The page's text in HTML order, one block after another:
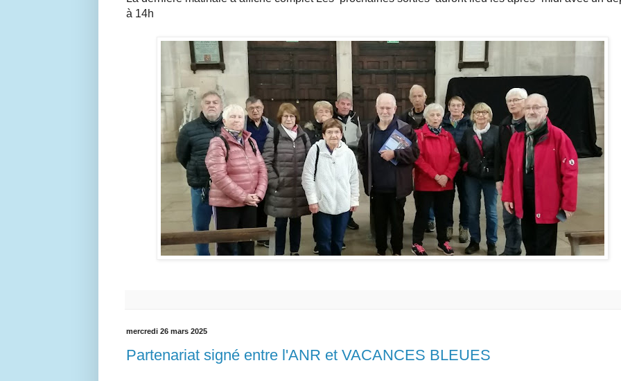
à 14h
mercredi 26 mars 2025
Partenariat signé entre l'ANR et VACANCES BLEUES